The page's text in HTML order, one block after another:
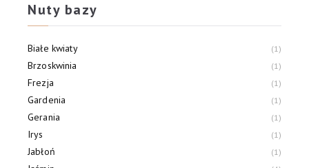
Nuty bazy
Białe kwiaty 1
Brzoskwinia 1
Frezja 1
Gardenia 1
Gerania 1
Irys 1
Jabłoń 1